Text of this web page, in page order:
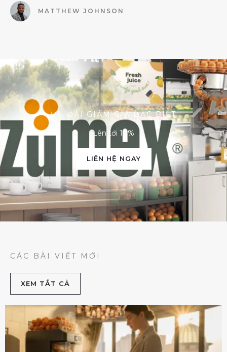
MATTHEW JOHNSON
ƯU ĐÃI GIẢM GIÁ ĐẶC BIỆT
Lên tới 10%
LIÊN HỆ NGAY
CÁC BÀI VIẾT MỚI
XEM TẮT CẢ